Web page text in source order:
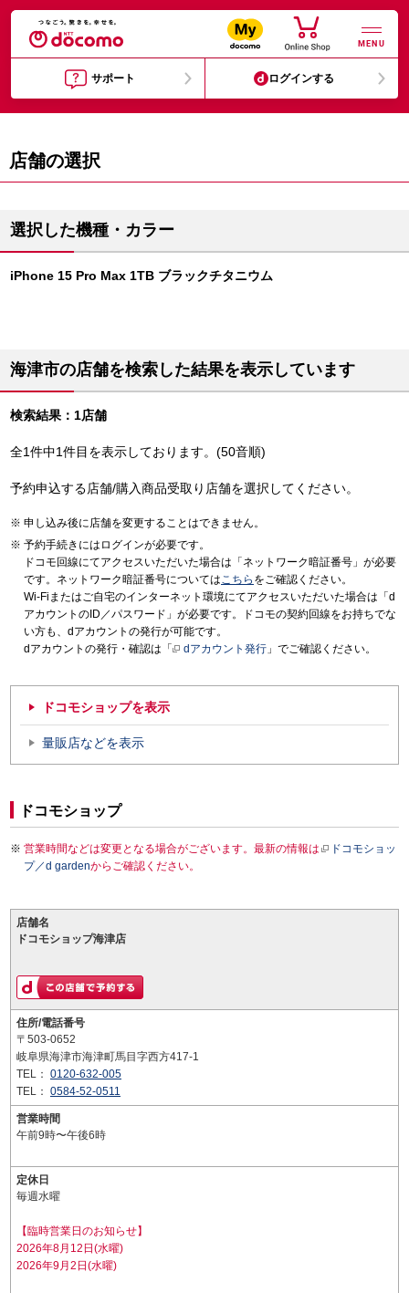
MENU
サポート ログインする
店舗の選択
選択した機種・カラー
iPhone 15 Pro Max 1TB ブラックチタニウム
海津市の店舗を検索した結果を表示しています
検索結果：1店舗
全1件中1件目を表示しております。(50音順)
予約申込する店舗/購入商品受取り店舗を選択してください。
申し込み後に店舗を変更することはできません。
予約手続きにはログインが必要です。
ドコモ回線にてアクセスいただいた場合は「ネットワーク暗証番号」が必要
です。ネットワーク暗証番号についてはこちら をご確認ください。
Wi-Fiまたはご自宅のインターネット環境にてアクセスいただいた場合は「d
アカウントのID／パスワード」が必要です。ドコモの契約回線をお持ちでな
い方も、dアカウントの発行が可能です。
dアカウントの発行・確認は「
dアカウント発行 」でご確認ください。
ドコモショップを表示
量販店などを表示
ドコモショップ
営業時間などは変更となる場合がございます。最新の情報は
ドコモショッ
プ／d gardenからご確認ください。
店舗名
ドコモショップ海津店
住所/電話番号
〒503-0652
岐阜県海津市海津町馬目字西方417-1
TEL： 0120-632-005
TEL： 0584-52-0511
営業時間
午前9時〜午後6時
定休日
毎週水曜
【臨時営業日のお知らせ】
2026年8月12日(水曜)
2026年9月2日(水曜)